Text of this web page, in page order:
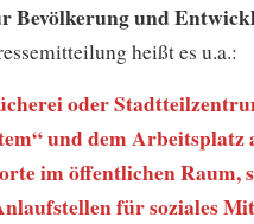
Bevölkerung und
heißt es u.a.:
oder
und dem Arbeitsplatz
im öffentlichen Raum,
für soziales